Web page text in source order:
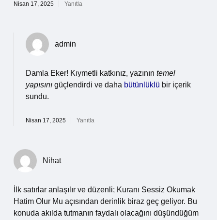
Nisan 17, 2025 Yanıtla
admin
Damla Eker! Kıymetli katkınız, yazının temel
yapısını güçlendirdi ve daha bütünlüklü bir içerik
sundu.
Nisan 17, 2025 Yanıtla
Nihat
İlk satırlar anlaşılır ve düzenli; Kuranı Sessiz Okumak
Hatim Olur Mu açısından derinlik biraz geç geliyor. Bu
konuda akılda tutmanın faydalı olacağını düşündüğüm